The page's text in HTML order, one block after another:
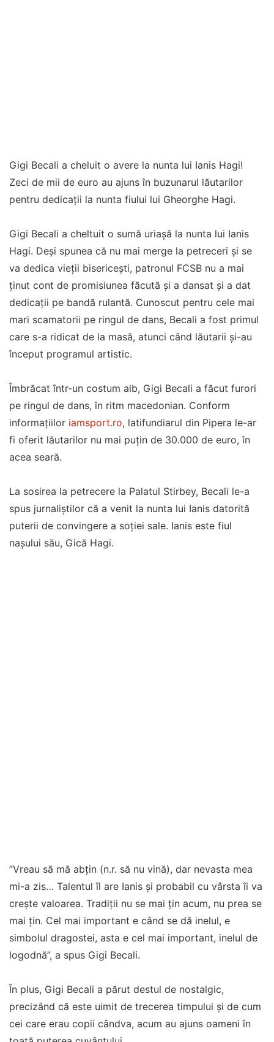
Gigi Becali a cheluit o avere la nunta lui Ianis Hagi!
Zeci de mii de euro au ajuns în buzunarul lăutarilor
pentru dedicații la nunta fiului lui Gheorghe Hagi.
Gigi Becali a cheltuit o sumă uriașă la nunta lui Ianis
Hagi. Deși spunea că nu mai merge la petreceri și se
va dedica vieții bisericești, patronul FCSB nu a mai
ținut cont de promisiunea făcută și a dansat și a dat
dedicații pe bandă rulantă. Cunoscut pentru cele mai
mari scamatorii pe ringul de dans, Becali a fost primul
care s-a ridicat de la masă, atunci când lăutarii și-au
început programul artistic.
Îmbrăcat într-un costum alb, Gigi Becali a făcut furori
pe ringul de dans, în ritm macedonian. Conform
informațiilor iamsport.ro, latifundiarul din Pipera le-ar
fi oferit lăutarilor nu mai puțin de 30.000 de euro, în
acea seară.
La sosirea la petrecere la Palatul Stirbey, Becali le-a
spus jurnaliștilor că a venit la nunta lui Ianis datorită
puterii de convingere a soției sale. Ianis este fiul
nașului său, Gică Hagi.
”Vreau să mă abțin (n.r. să nu vină), dar nevasta mea
mi-a zis… Talentul îl are Ianis și probabil cu vârsta îi va
crește valoarea. Tradiții nu se mai țin acum, nu prea se
mai țin. Cel mai important e când se dă inelul, e
simbolul dragostei, asta e cel mai important, inelul de
logodnă”, a spus Gigi Becali.
În plus, Gigi Becali a părut destul de nostalgic,
precizând că este uimit de trecerea timpului și de cum
cei care erau copii cândva, acum au ajuns oameni în